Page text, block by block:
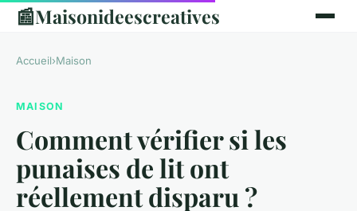
📰Maisonideescreatives
Accueil›Maison
MAISON
Comment vérifier si les
punaises de lit ont
réellement disparu ?